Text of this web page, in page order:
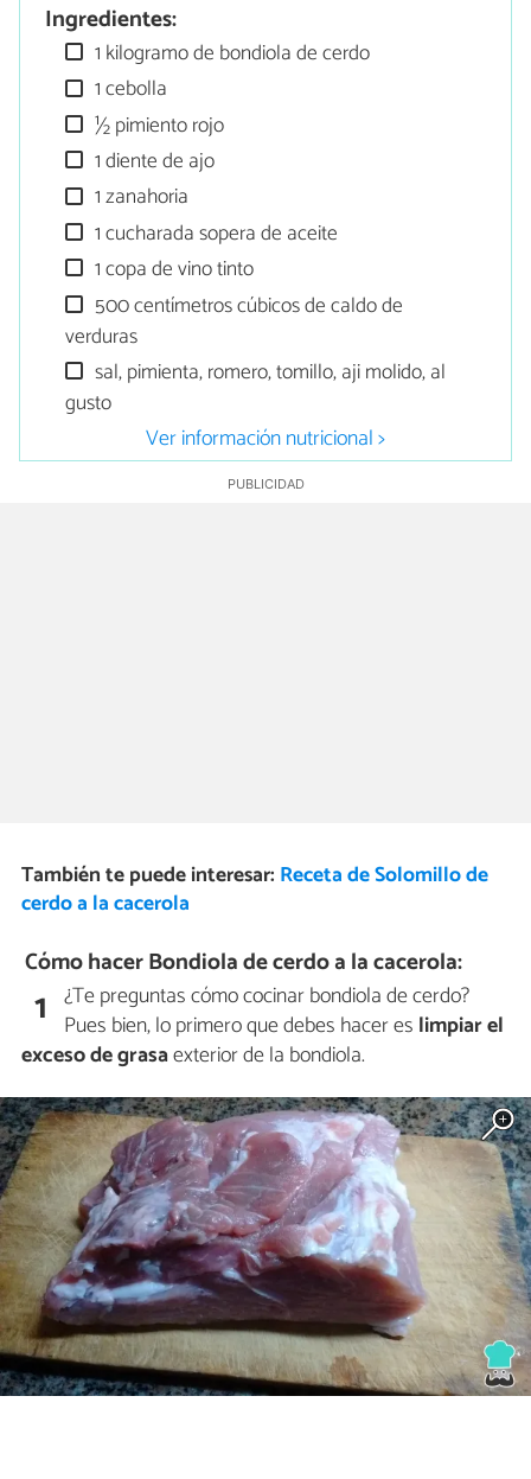
Ingredientes:
1 kilogramo de bondiola de cerdo
1 cebolla
½ pimiento rojo
1 diente de ajo
1 zanahoria
1 cucharada sopera de aceite
1 copa de vino tinto
500 centímetros cúbicos de caldo de
verduras
sal, pimienta, romero, tomillo, aji molido, al
gusto
Ver información nutricional >
También te puede interesar: Receta de Solomillo de
cerdo a la cacerola
Cómo hacer Bondiola de cerdo a la cacerola:
1 ¿Te preguntas cómo cocinar bondiola de cerdo?
Pues bien, lo primero que debes hacer es limpiar el
exceso de grasaexterior de la bondiola.